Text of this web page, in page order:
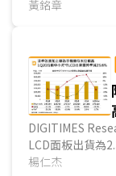
將為受惠遠距教
友達因早已淡出
增；但和2019
改變生產策略，
僅2.4%，友達及
顯示器(SDC)年
減產步調，但品
中電熊貓均加強
減弱所產生的衝
平，然年減5.2%
７.8%，但優於
陸疫情因素影響
影響2020年第
面，第1季本為
擊大陸市場消費
加上大陸多處採
供應將受到衝擊
黃銘章
DIGITIMES Research統計2019年第4季台廠中小尺寸TFT
LCD面板出貨為
因大陸品牌意欲
楊仁杰